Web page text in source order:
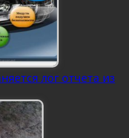
лог отчета из